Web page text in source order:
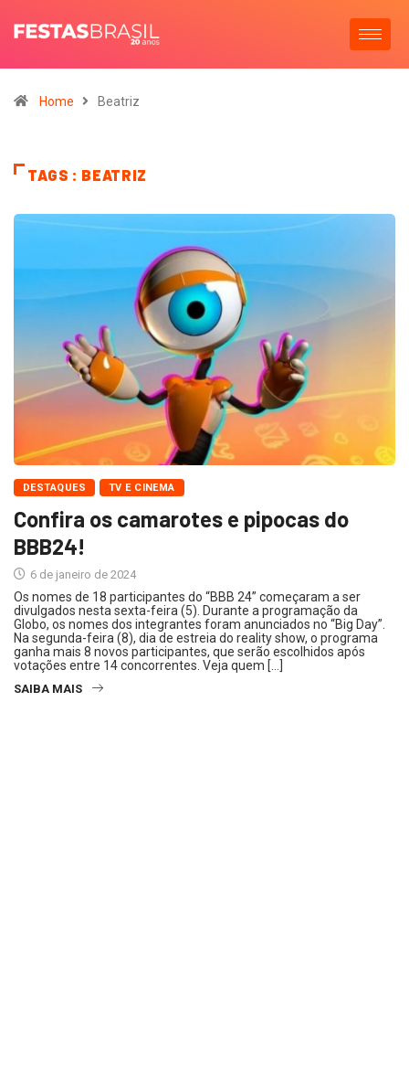
Home Beatriz
TAGS : BEATRIZ
DESTAQUES TV E CINEMA
Confira os camarotes e pipocas do
BBB24!
6 de janeiro de 2024
Os nomes de 18 participantes do “BBB 24” começaram a ser
divulgados nesta sexta-feira (5). Durante a programação da
Globo, os nomes dos integrantes foram anunciados no “Big Day”.
Na segunda-feira (8), dia de estreia do reality show, o programa
ganha mais 8 novos participantes, que serão escolhidos após
votações entre 14 concorrentes. Veja quem […]
SAIBA MAIS